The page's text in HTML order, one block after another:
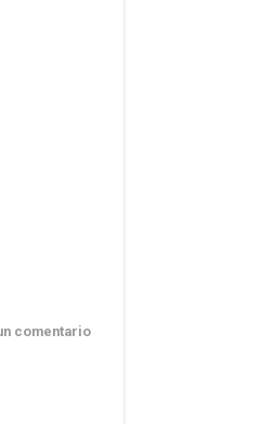
comentario